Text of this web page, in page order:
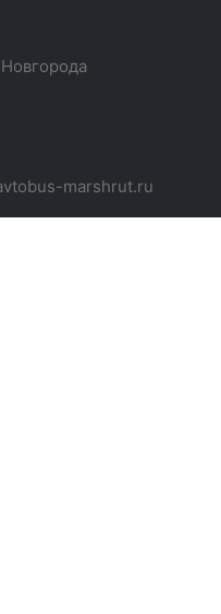
marshrut.ru